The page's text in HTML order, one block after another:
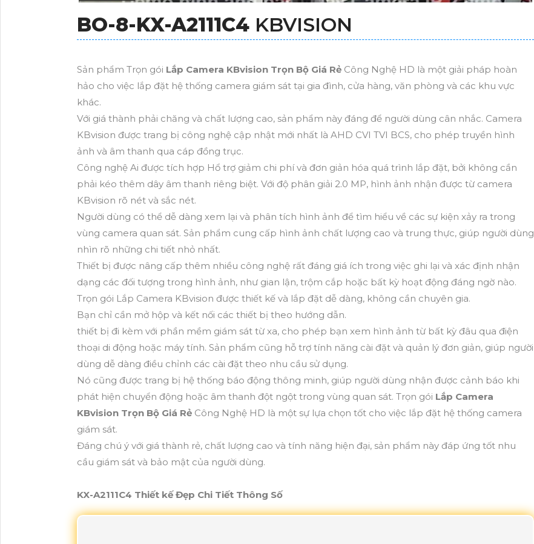
BO-8-KX-A2111C4 KBVISION
Sản phẩm Trọn gói Lắp Camera KBvision Trọn Bộ Giá Rẻ Công Nghệ HD là một giải pháp hoàn
hảo cho việc lắp đặt hệ thống camera giám sát tại gia đình, cửa hàng, văn phòng và các khu vực
khác.
Với giá thành phải chăng và chất lượng cao, sản phẩm này đáng để người dùng cân nhắc. Camera
KBvision được trang bị công nghệ cập nhật mới nhất là AHD CVI TVI BCS, cho phép truyền hình
ảnh và âm thanh qua cáp đồng trục.
Công nghệ Ai được tích hợp Hổ trợ giảm chi phí và đơn giản hóa quá trình lắp đặt, bởi không cần
phải kéo thêm dây âm thanh riêng biệt. Với độ phân giải 2.0 MP, hình ảnh nhận được từ camera
KBvision rõ nét và sắc nét.
Người dùng có thể dễ dàng xem lại và phân tích hình ảnh để tìm hiểu về các sự kiện xảy ra trong
vùng camera quan sát. Sản phẩm cung cấp hình ảnh chất lượng cao và trung thực, giúp người dùng
nhìn rõ những chi tiết nhỏ nhất.
Thiết bị được nâng cấp thêm nhiều công nghệ rất đáng giá ích trong việc ghi lại và xác định nhận
dạng các đối tượng trong hình ảnh, như gian lận, trộm cắp hoặc bất kỳ hoạt động đáng ngờ nào.
Trọn gói Lắp Camera KBvision được thiết kế và lắp đặt dễ dàng, không cần chuyên gia.
Bạn chỉ cần mở hộp và kết nối các thiết bị theo hướng dẫn.
thiết bị đi kèm với phần mềm giám sát từ xa, cho phép bạn xem hình ảnh từ bất kỳ đâu qua điện
thoại di động hoặc máy tính. Sản phẩm cũng hỗ trợ tính năng cài đặt và quản lý đơn giản, giúp người
dùng dễ dàng điều chỉnh các cài đặt theo nhu cầu sử dụng.
Nó cũng được trang bị hệ thống báo động thông minh, giúp người dùng nhận được cảnh báo khi
phát hiện chuyển động hoặc âm thanh đột ngột trong vùng quan sát. Trọn gói Lắp Camera
KBvision Trọn Bộ Giá Rẻ Công Nghệ HD là một sự lựa chọn tốt cho việc lắp đặt hệ thống camera
giám sát.
Đáng chú ý với giá thành rẻ, chất lượng cao và tính năng hiện đại, sản phẩm này đáp ứng tốt nhu
cầu giám sát và bảo mật của người dùng.
KX-A2111C4 Thiết kế Đẹp Chi Tiết Thông Số